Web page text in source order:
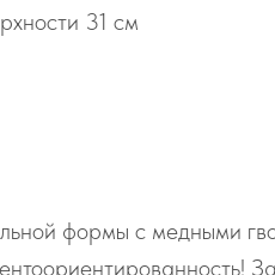
31 см
формы с медными